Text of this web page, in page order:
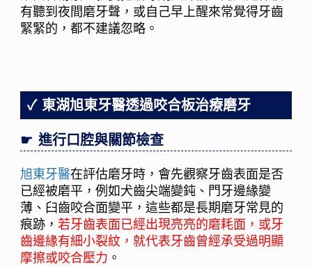
有聽到夜間磨牙聲，或自己早上醒來常覺得牙齒
緊緊的，都不建議忽略。
東湖旭東牙醫透過咬合板治療磨牙
進行口腔與關節檢查
旭東牙醫在評估磨牙時，會先觀察牙齒表面是否
已經被磨平，例如犬齒尖端變鈍、門牙邊緣變
薄、臼齒咬合面變平，這些都是長期磨牙常見的
痕跡，若牙齒表面已經出現亮亮的磨耗面，或牙
齒邊緣有細小裂紋，就代表牙齒曾經承受過明顯
摩擦或咬合壓力 。